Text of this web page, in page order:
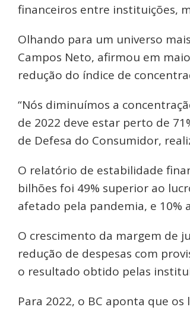
financeiros entre instituições,
Olhando para um universo
Campos Neto, afirmou em
redução do índice de
“Nós diminuímos a
de 2022 deve estar perto de
de Defesa do Consumidor,
O relatório de estabilidade
bilhões foi 49% superior ao
afetado pela pandemia, e 10%
O crescimento da margem de
redução de despesas com
o resultado obtido pelas
Para 2022, o BC aponta que